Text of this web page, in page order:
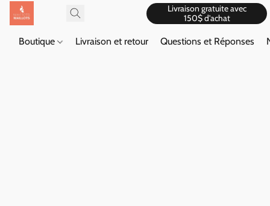
Livraison gratuite avec
150$ d'achat
Boutique Livraison et retour Questions et Réponses